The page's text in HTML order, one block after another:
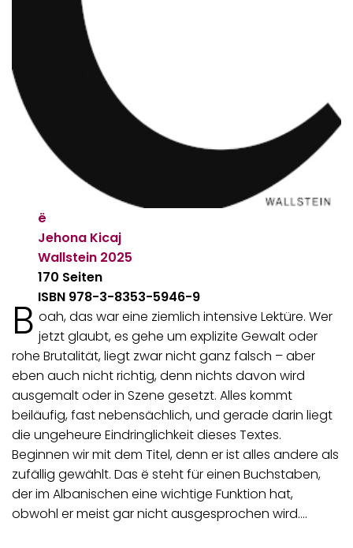
ë
Jehona Kicaj
Wallstein 2025
170 Seiten
ISBN 978-3-8353-5946-9
B oah, das war eine ziemlich intensive Lektüre. Wer
jetzt glaubt, es gehe um explizite Gewalt oder
rohe Brutalität, liegt zwar nicht ganz falsch – aber
eben auch nicht richtig, denn nichts davon wird
ausgemalt oder in Szene gesetzt. Alles kommt
beiläufig, fast nebensächlich, und gerade darin liegt
die ungeheure Eindringlichkeit dieses Textes.
Beginnen wir mit dem Titel, denn er ist alles andere als
zufällig gewählt. Das ë steht für einen Buchstaben,
der im Albanischen eine wichtige Funktion hat,
obwohl er meist gar nicht ausgesprochen wird.…